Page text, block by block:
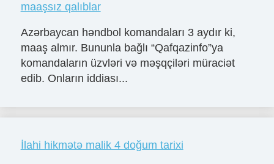
maaşsız qalıblar
Azərbaycan həndbol komandaları 3 aydır ki,
maaş almır. Bununla bağlı “Qafqazinfo”ya
komandaların üzvləri və məşqçiləri müraciət
edib. Onların iddiası...
İlahi hikmətə malik 4 doğum tarixi